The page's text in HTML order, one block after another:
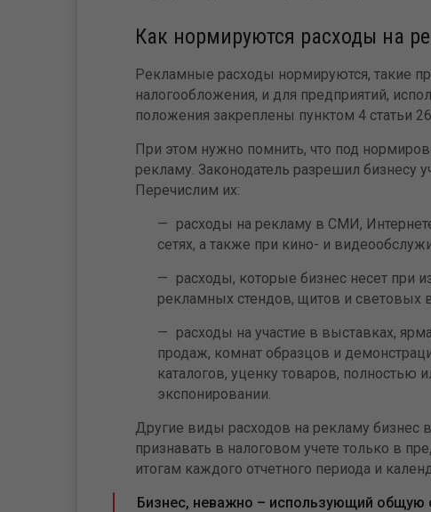
Как нормируются расходы на
Рекламные расходы нормируются, такие
налогообложения, и для предприятий,
положения закреплены пунктом 4 статьи
При этом нужно помнить, что под
рекламу. Законодатель разрешил бизнесу
Перечислим их:
расходы на рекламу в СМИ,
сетях, а также при кино- и
расходы, которые бизнес несет при
рекламных стендов, щитов и световых
расходы на участие в выставках,
продаж, комнат образцов и
каталогов, уценку товаров, полностью
экспонировании.
Другие виды расходов на рекламу бизнес
признавать в налоговом учете только в
итогам каждого отчетного периода и
Бизнес, неважно – использующий общую